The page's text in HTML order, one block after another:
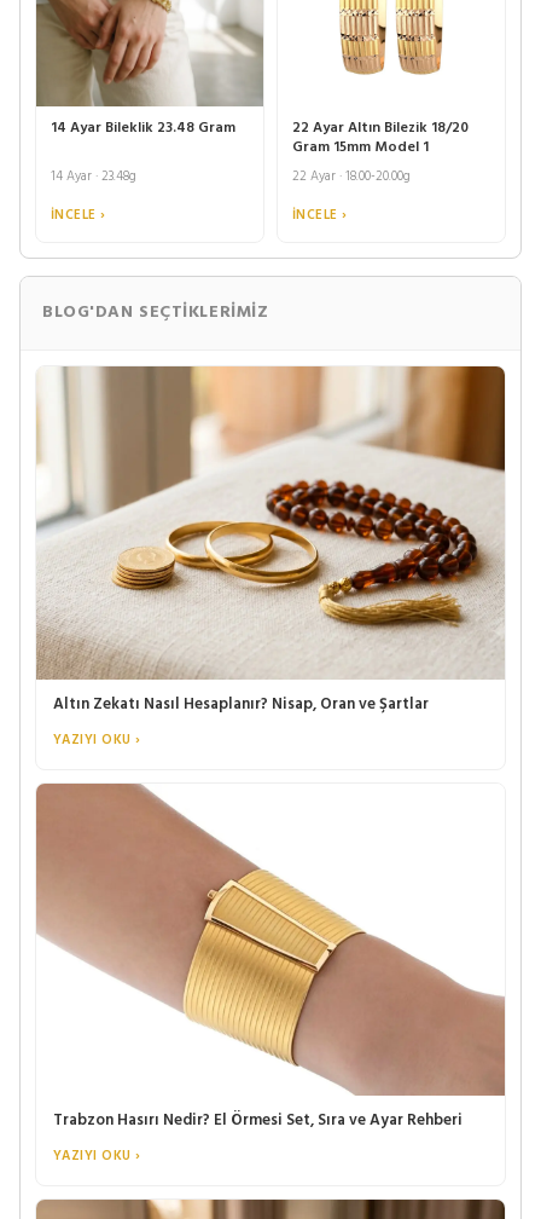
14 Ayar Bileklik 23.48 Gram
14 Ayar · 23.48g
İNCELE ›
22 Ayar Altın Bilezik 18/20
Gram 15mm Model 1
22 Ayar · 18.00-20.00g
İNCELE ›
BLOG'DAN SEÇTIKLERIMIZ
Altın Zekatı Nasıl Hesaplanır? Nisap, Oran ve Şartlar
YAZIYI OKU ›
Trabzon Hasırı Nedir? El Örmesi Set, Sıra ve Ayar Rehberi
YAZIYI OKU ›